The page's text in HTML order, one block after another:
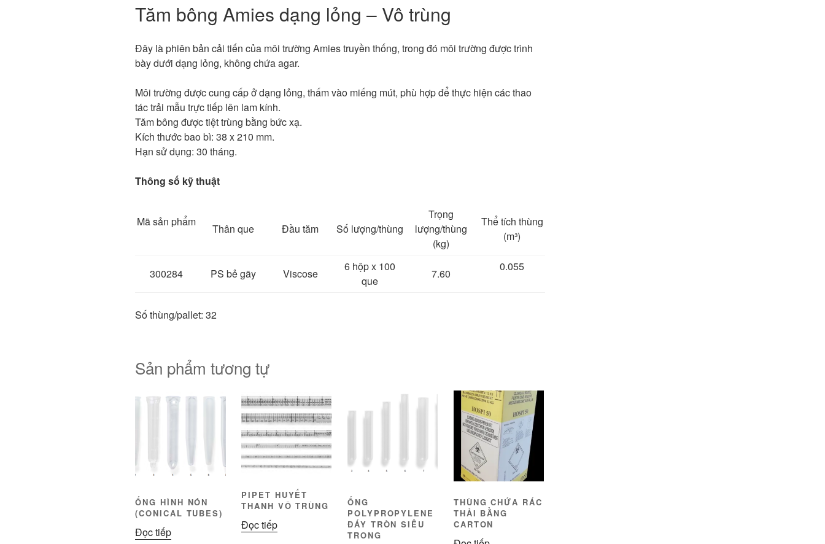
Tăm bông Amies dạng lỏng – Vô trùng
Đây là phiên bản cải tiến của môi trường Amies truyền thống, trong đó môi trường được trình
bày dưới dạng lỏng, không chứa agar.
Môi trường được cung cấp ở dạng lỏng, thấm vào miếng mút, phù hợp để thực hiện các thao
tác trải mẫu trực tiếp lên lam kính.
Tăm bông được tiệt trùng bằng bức xạ.
Kích thước bao bì: 38 x 210 mm.
Hạn sử dụng: 30 tháng.
Thông số kỹ thuật
Mã sản phẩm
Thân que Đầu tăm Số lượng/thùng
Trọng
lượng/thùng
(kg)
Thể tích thùng
(m³)
300284 PS bẻ gãy Viscose
6 hộp x 100
que
7.60
0.055
Số thùng/pallet: 32
Sản phẩm tương tự
ỐNG HÌNH NÓN
(CONICAL TUBES)
Đọc tiếp
PIPET HUYẾT
THANH VÔ TRÙNG
Đọc tiếp
ỐNG
POLYPROPYLENE
ĐÁY TRÒN SIÊU
TRONG
THÙNG CHỨA RÁC
THẢI BẰNG
CARTON